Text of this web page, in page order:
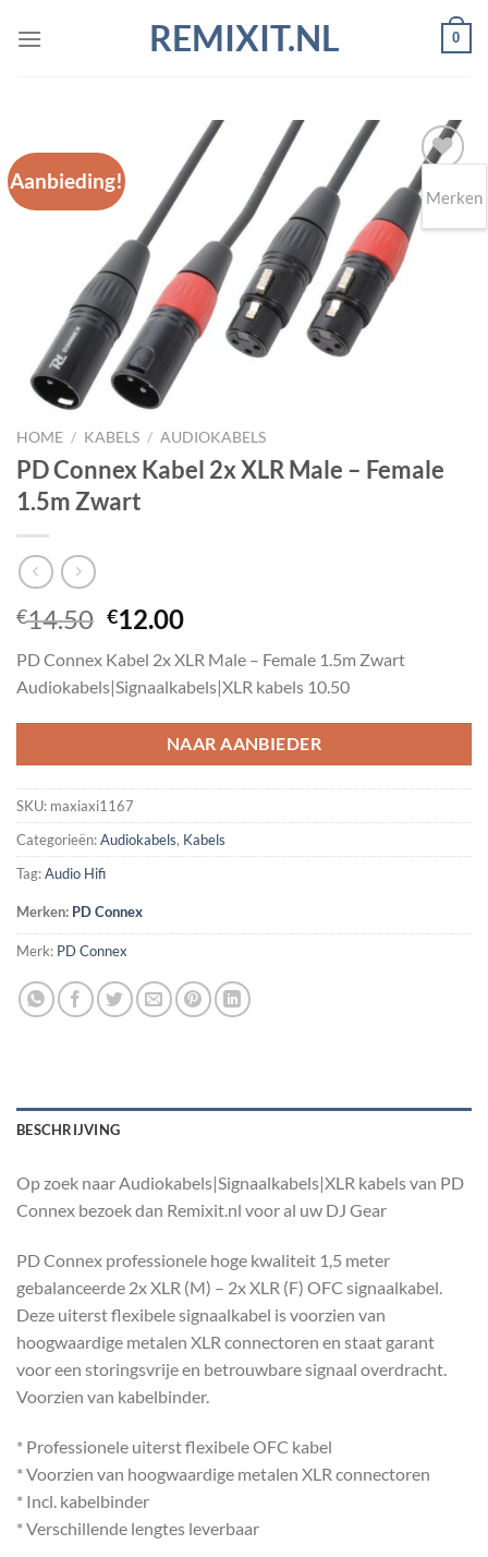
naar
REMIXIT.NL 0
Aanbieding!
Toevoegen
wenslijst
HOME / KABELS / AUDIOKABELS
PD Connex Kabel 2x XLR Male – Female
1.5m Zwart
€14.50 Oorspronkelijke
was:
€14.50.
€12.00Huidige
is:
€12.00.
PD Connex Kabel 2x XLR Male – Female 1.5m Zwart
Audiokabels|Signaalkabels|XLR kabels 10.50
NAAR AANBIEDER
SKU: maxiaxi1167
Categorieën:Audiokabels, Kabels
Tag:Audio Hifi
Merken: PD Connex
Merk: PD Connex
BESCHRIJVING
Op zoek naar Audiokabels|Signaalkabels|XLR kabels van PD
Connex bezoek dan Remixit.nl voor al uw DJ Gear
PD Connex professionele hoge kwaliteit 1,5 meter
gebalanceerde 2x XLR (M) – 2x XLR (F) OFC signaalkabel.
Deze uiterst flexibele signaalkabel is voorzien van
hoogwaardige metalen XLR connectoren en staat garant
voor een storingsvrije en betrouwbare signaal overdracht.
Voorzien van kabelbinder.
* Professionele uiterst flexibele OFC kabel
* Voorzien van hoogwaardige metalen XLR connectoren
* Incl. kabelbinder
* Verschillende lengtes leverbaar
Merken